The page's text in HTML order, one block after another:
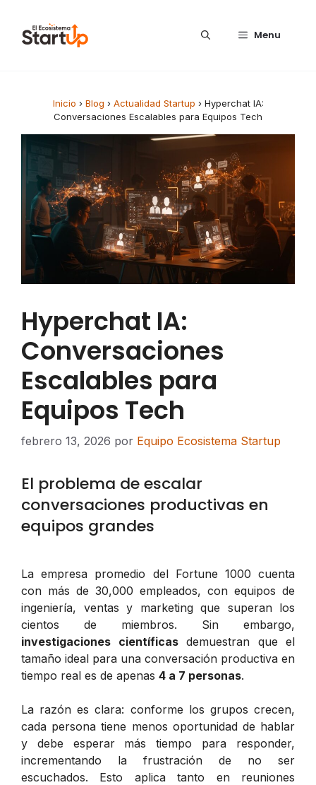
Menu
Inicio › Blog › Actualidad Startup › Hyperchat IA:
Conversaciones Escalables para Equipos Tech
Hyperchat IA:
Conversaciones
Escalables para
Equipos Tech
febrero 13, 2026 por Equipo Ecosistema Startup
El problema de escalar
conversaciones productivas en
equipos grandes
La empresa promedio del Fortune 1000 cuenta
con más de 30,000 empleados, con equipos de
ingeniería, ventas y marketing que superan los
cientos de miembros. Sin embargo,
investigaciones científicasdemuestran que el
tamaño ideal para una conversación productiva en
tiempo real es de apenas 4 a 7 personas.
La razón es clara: conforme los grupos crecen,
cada persona tiene menos oportunidad de hablar
y debe esperar más tiempo para responder,
incrementando la frustración de no ser
escuchados. Esto aplica tanto en reuniones